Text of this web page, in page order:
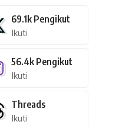
69.1k Pengikut
Ikuti
56.4k Pengikut
Ikuti
Threads
Ikuti